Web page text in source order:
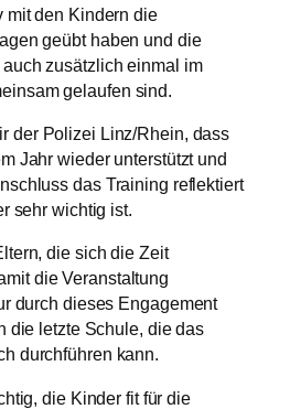
mit den Kindern die
geübt haben und die
zusätzlich einmal im
gelaufen sind.
der Polizei Linz/Rhein, dass
Jahr wieder unterstützt und
das Training reflektiert
sehr wichtig ist.
die sich die Zeit
die Veranstaltung
durch dieses Engagement
die letzte Schule, die das
durchführen kann.
die Kinder fit für die